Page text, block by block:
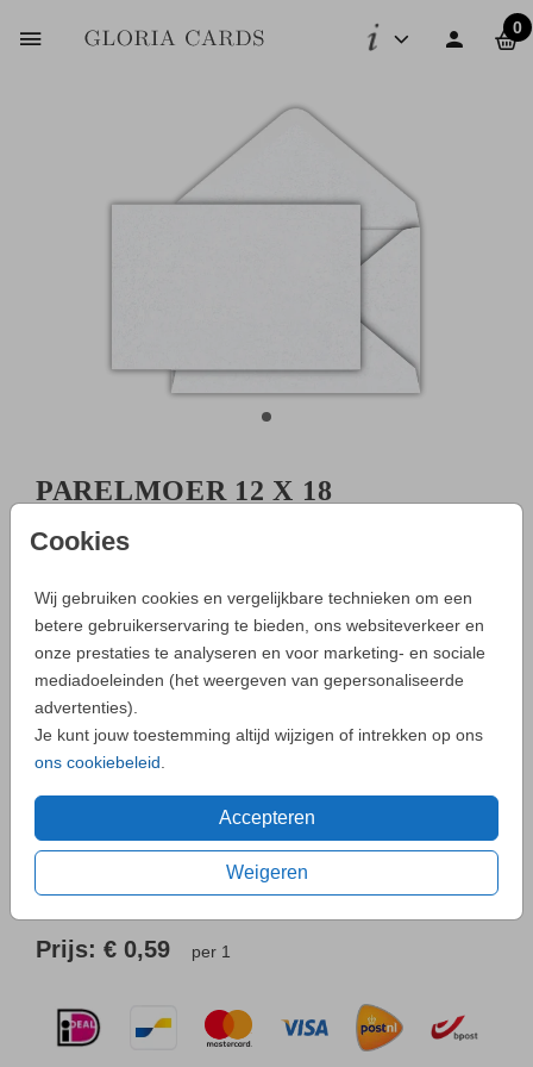
0
Cookies
Wij gebruiken cookies en vergelijkbare technieken om een
betere gebruikerservaring te bieden, ons websiteverkeer en
onze prestaties te analyseren en voor marketing- en sociale
mediadoeleinden (het weergeven van gepersonaliseerde
advertenties).
Je kunt jouw toestemming altijd wijzigen of intrekken op ons
ons cookiebeleid
Accepteren
Weigeren
PARELMOER 12 X 18
Helaas is dit product tijdelijk uitverkocht!
Heb je vragen? Neem dan contact met ons op.
- Zo maak je altijd een unieke kaart
Neem met ons op als je een vraag hebt.
parelmoer 12 x 18
Prijs: € 0,59 per 1